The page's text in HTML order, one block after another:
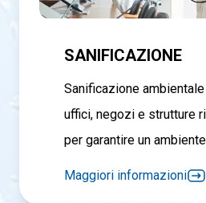
SANIFICAZIONE
Sanificazione
uffici, negozi e strutture
per garantire un
Maggiori informazioni